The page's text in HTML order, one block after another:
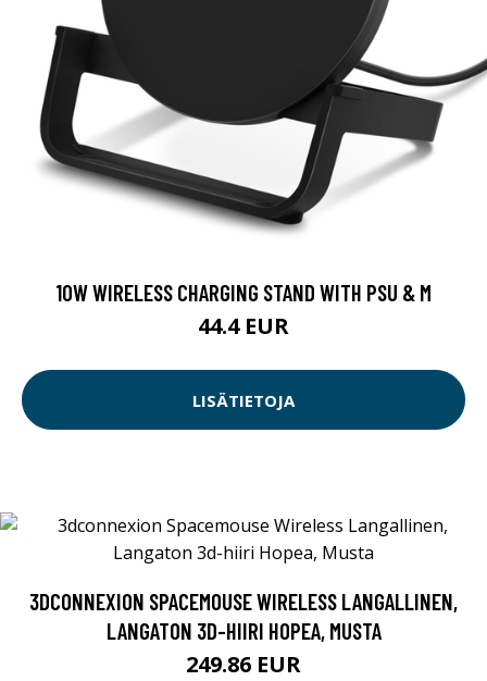
10W WIRELESS CHARGING STAND WITH PSU & M
44.4 EUR
LISÄTIETOJA
3DCONNEXION SPACEMOUSE WIRELESS LANGALLINEN,
LANGATON 3D-HIIRI HOPEA, MUSTA
249.86 EUR